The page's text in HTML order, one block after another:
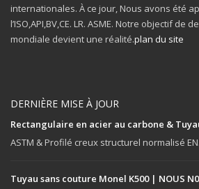
internationales. À ce jour, Nous avons été
l’ISO,API,BV,CE. LR. ASME. Notre objectif de
mondiale devient une réalité.plan du site
DERNIÈRE MISE À JOUR
Rectangulaire en acier au carbone &
ASTM & Profilé creux structurel normalisé
Tuyau sans couture Monel K500 | NOUS